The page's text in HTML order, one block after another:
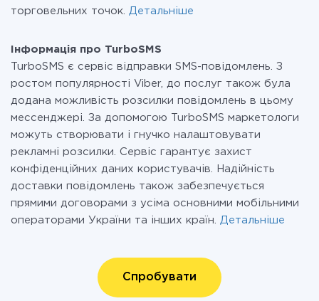
торговельних точок. Детальніше
Інформація про TurboSMS
TurboSMS є сервіс відправки SMS-повідомлень. З
ростом популярності Viber, до послуг також була
додана можливість розсилки повідомлень в цьому
мессенджері. За допомогою TurboSMS маркетологи
можуть створювати і гнучко налаштовувати
рекламні розсилки. Сервіс гарантує захист
конфіденційних даних користувачів. Надійність
доставки повідомлень також забезпечується
прямими договорами з усіма основними мобільними
операторами України та інших країн. Детальніше
Спробувати